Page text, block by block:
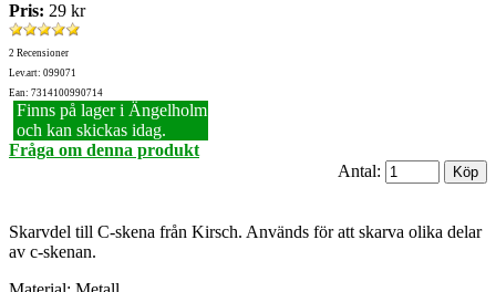
Pris: 29 kr
2 Recensioner
Lev.art: 099071
Ean: 7314100990714
Finns på lager i Ängelholm
och kan skickas idag.
Fråga om denna produkt
Antal:
Skarvdel till C-skena från Kirsch. Används för att skarva olika delar
av c-skenan.